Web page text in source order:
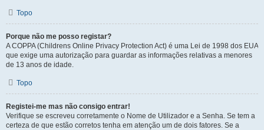
Topo
Porque não me posso registar?
A COPPA (Childrens Online Privacy Protection Act) é uma Lei de 1998 dos EUA
que exige uma autorização para guardar as informações relativas a menores
de 13 anos de idade.
Topo
Registei-me mas não consigo entrar!
Verifique se escreveu corretamente o Nome de Utilizador e a Senha. Se tem a
certeza de que estão corretos tenha em atenção um de dois fatores. Se a